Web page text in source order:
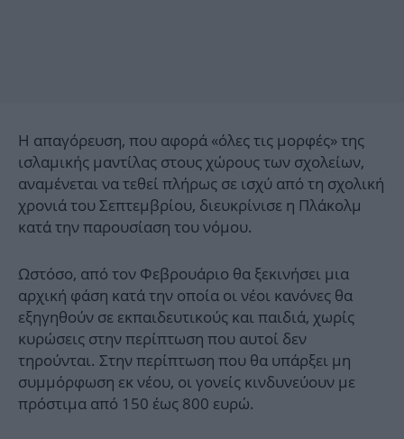
Η απαγόρευση, που αφορά «όλες τις μορφές» της
ισλαμικής μαντίλας στους χώρους των σχολείων,
αναμένεται να τεθεί πλήρως σε ισχύ από τη σχολική
χρονιά του Σεπτεμβρίου, διευκρίνισε η Πλάκολμ
κατά την παρουσίαση του νόμου.
Ωστόσο, από τον Φεβρουάριο θα ξεκινήσει μια
αρχική φάση κατά την οποία οι νέοι κανόνες θα
εξηγηθούν σε εκπαιδευτικούς και παιδιά, χωρίς
κυρώσεις στην περίπτωση που αυτοί δεν
τηρούνται. Στην περίπτωση που θα υπάρξει μη
συμμόρφωση εκ νέου, οι γονείς κινδυνεύουν με
πρόστιμα από 150 έως 800 ευρώ.